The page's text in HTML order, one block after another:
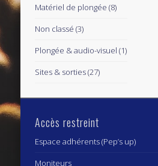
Matériel de plongée (8)
Non classé (3)
Plongée & audio-visuel (1)
Sites & sorties(27)
Accès restreint
Espace adhérents (Pep’s up)
Moniteurs